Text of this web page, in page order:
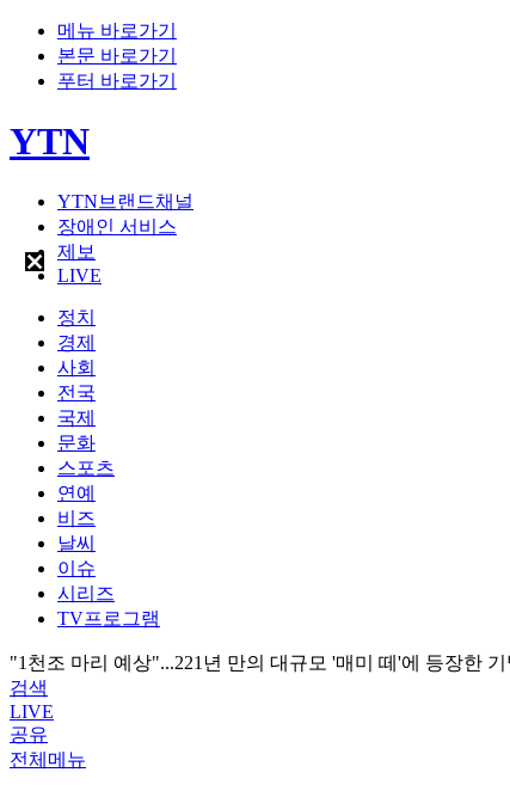
메뉴 바로가기
본문 바로가기
푸터 바로가기
YTN
YTN브랜드채널
장애인 서비스
제보
LIVE
정치
경제
사회
전국
국제
문화
스포츠
연예
비즈
날씨
이슈
시리즈
TV프로그램
"1천조 마리 예상"...221년 만의 대규모 '매미 떼'에 등장한
검색
LIVE
공유
전체메뉴